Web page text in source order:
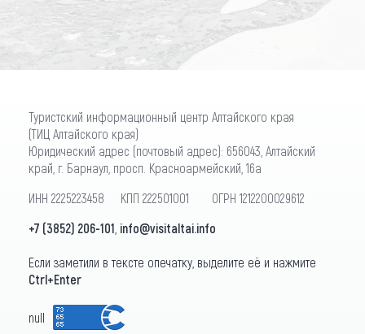
Туристский информационный центр Алтайского края
(ТИЦ Алтайского края)
Юридический адрес (почтовый адрес): 656043, Алтайский
край, г. Барнаул, просп. Красноармейский, 16а
ИНН 2225223458 КПП 222501001 ОГРН 1212200029612
+7 (3852) 206-101 info@visitaltai.info
Если заметили в тексте опечатку, выделите её и нажмите
Ctrl+Enter
null